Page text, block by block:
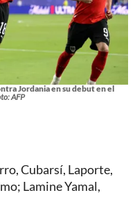
Jordania en su debut en el
AFP
Cubarsí, Laporte,
Lamine Yamal,